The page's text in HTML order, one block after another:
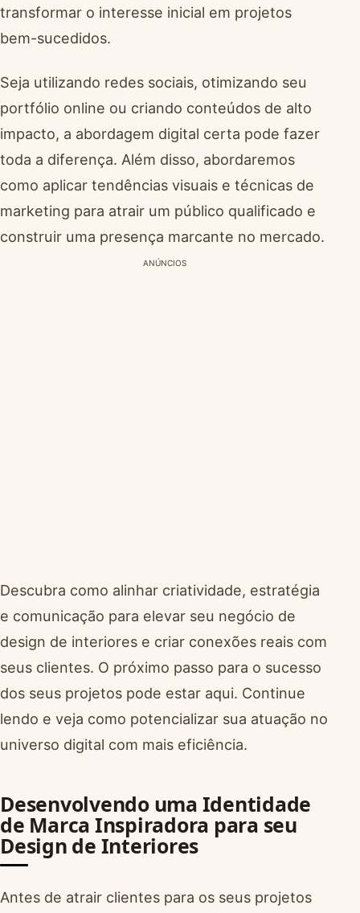
transformar o interesse inicial em projetos
bem-sucedidos.
Seja utilizando redes sociais, otimizando seu
portfólio online ou criando conteúdos de alto
impacto, a abordagem digital certa pode fazer
toda a diferença. Além disso, abordaremos
como aplicar tendências visuais e técnicas de
marketing para atrair um público qualificado e
construir uma presença marcante no mercado.
ANÚNCIOS
Descubra como alinhar criatividade, estratégia
e comunicação para elevar seu negócio de
design de interiores e criar conexões reais com
seus clientes. O próximo passo para o sucesso
dos seus projetos pode estar aqui. Continue
lendo e veja como potencializar sua atuação no
universo digital com mais eficiência.
Desenvolvendo uma Identidade
de Marca Inspiradora para seu
Design de Interiores
Antes de atrair clientes para os seus projetos